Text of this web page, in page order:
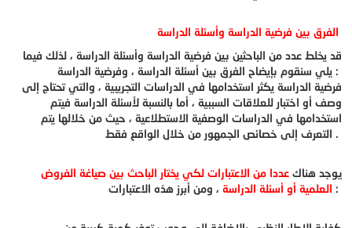
قد يخلط عدد من الباحثين بين فرضية الدراسة وأسئلة الدراسة ، لذلك فيما
يلي سنقوم بإيضاح الفرق بين أسئلة الدراسة ، وفرضية الدراسة :
فرضية الدراسة يكثر استخدامها في الدراسات التجريبية ، والتي تحتاج إلى
وصف أو اختبار للعلاقات السببية ، أما بالنسبة لأسئلة الدراسة فيتم
استخدامها في الدراسات الوصفية الاستطلاعية ، حيث من خلالها يتم
التعرف إلى خصائص الجمهور من خلال الواقع فقط .
يوجد هناك عددا من الاعتبارات لكي يختار الباحث بين صياغة الفروض
العلمية أو أسئلة الدراسة ، ومن أبرز هذه الاعتبارات :